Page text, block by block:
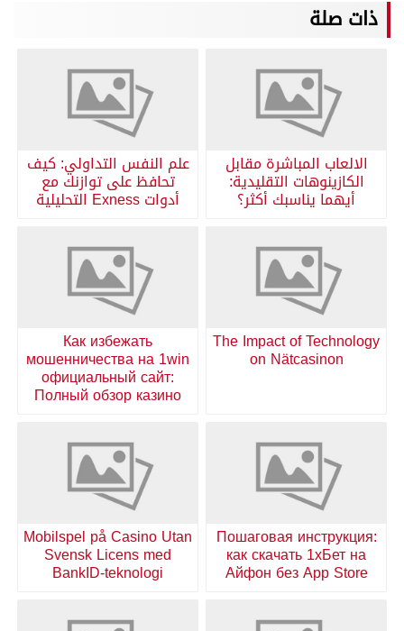
ذات صلة
الالعاب المباشرة مقابل
الكازينوهات التقليدية:
أيهما يناسبك أكثر؟
علم النفس التداولي: كيف
تحافظ على توازنك مع
أدوات Exness التحليلية
The Impact of Technology
on Nätcasinon
Как избежать
мошенничества на 1win
официальный сайт:
Полный обзор казино
Пошаговая инструкция:
как скачать 1хБет на
Айфон без App Store
Mobilspel på Casino Utan
Svensk Licens med
BankID-teknologi